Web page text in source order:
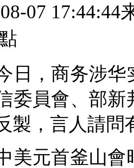
07 17:44:44
，商务涉华
委員會、部
製，言人請問
元首釜山會